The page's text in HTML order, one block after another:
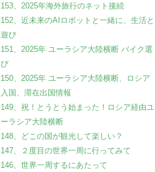
153、2025年海外旅行のネット接続
152、近未来のAIロボットと一緒に、生活と
遊び
151、2025年 ユーラシア大陸横断 バイク選
び
150、2025年 ユーラシア大陸横断、ロシア
入国、滞在出国情報
149、祝！とうとう始まった！ロシア経由ユ
ーラシア大陸横断
148、どこの国が観光して楽しい？
147、２度目の世界一周に行ってみて
146、世界一周するにあたって